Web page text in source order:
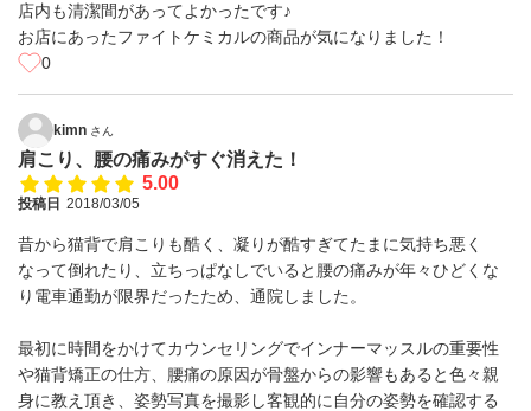
店内も清潔間があってよかったです♪
お店にあったファイトケミカルの商品が気になりました！
0
kimn さん
肩こり、腰の痛みがすぐ消えた！
5.00
投稿日 2018/03/05
昔から猫背で肩こりも酷く、凝りが酷すぎてたまに気持ち悪く
なって倒れたり、立ちっぱなしでいると腰の痛みが年々ひどくな
り電車通勤が限界だったため、通院しました。
最初に時間をかけてカウンセリングでインナーマッスルの重要性
や猫背矯正の仕方、腰痛の原因が骨盤からの影響もあると色々親
身に教え頂き、姿勢写真を撮影し客観的に自分の姿勢を確認する